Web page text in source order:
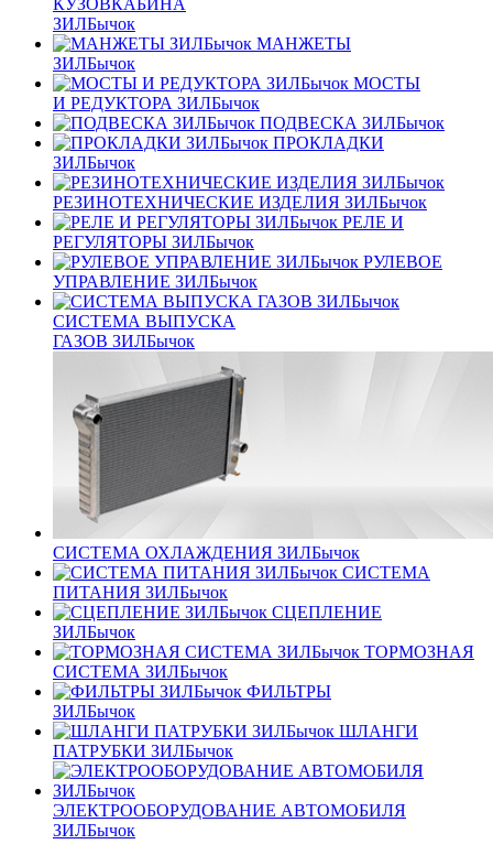
ЗИЛБычок
МАНЖЕТЫ
ЗИЛБычок
МОСТЫ
И РЕДУКТОРА ЗИЛБычок
ПОДВЕСКА ЗИЛБычок
ПРОКЛАДКИ
ЗИЛБычок
РЕЗИНОТЕХНИЧЕСКИЕ ИЗДЕЛИЯ ЗИЛБычок
РЕЛЕ И
РЕГУЛЯТОРЫ ЗИЛБычок
РУЛЕВОЕ
УПРАВЛЕНИЕ ЗИЛБычок
СИСТЕМА ВЫПУСКА
ГАЗОВ ЗИЛБычок
СИСТЕМА ОХЛАЖДЕНИЯ ЗИЛБычок
СИСТЕМА
ПИТАНИЯ ЗИЛБычок
СЦЕПЛЕНИЕ
ЗИЛБычок
ТОРМОЗНАЯ
СИСТЕМА ЗИЛБычок
ФИЛЬТРЫ
ЗИЛБычок
ШЛАНГИ
ПАТРУБКИ ЗИЛБычок
ЭЛЕКТРООБОРУДОВАНИЕ АВТОМОБИЛЯ
ЗИЛБычок